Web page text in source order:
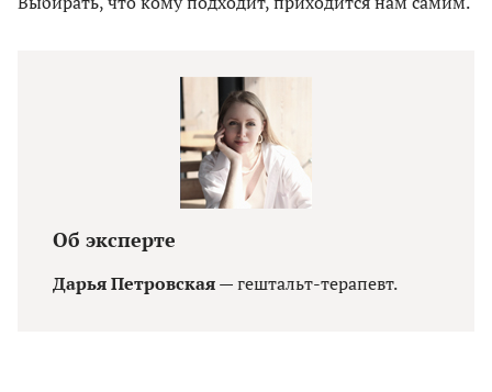
Об эксперте
Дарья Петровская— гештальт-терапевт.